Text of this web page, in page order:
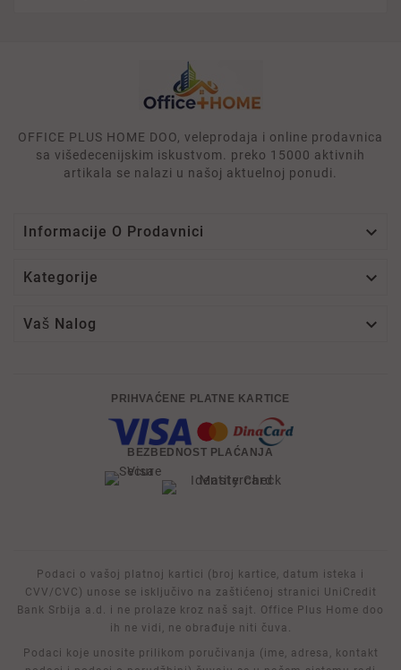
OFFICE PLUS HOME DOO, veleprodaja i online prodavnica
sa višedecenijskim iskustvom. preko 15000 aktivnih
artikala se nalazi u našoj aktuelnoj ponudi.
Informacije O Prodavnici 
Kategorije 
Vaš Nalog 
PRIHVAĆENE PLATNE KARTICE
BEZBEDNOST PLAĆANJA
Podaci o vašoj platnoj kartici (broj kartice, datum isteka i
CVV/CVC) unose se isključivo na zaštićenoj stranici UniCredit
Bank Srbija a.d. i ne prolaze kroz naš sajt. Office Plus Home doo
ih ne vidi, ne obrađuje niti čuva.
Podaci koje unosite prilikom poručivanja (ime, adresa, kontakt